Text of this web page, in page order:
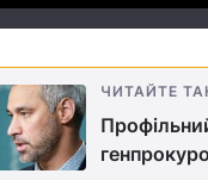
ЧИТАЙТЕ